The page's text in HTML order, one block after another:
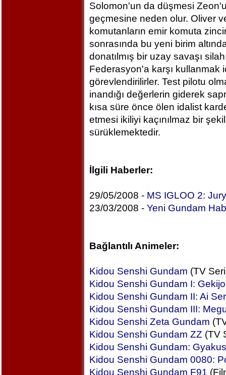
Solomon'un da düşmesi
geçmesine neden olur. Oliver
komutanların emir komuta
sonrasında bu yeni birim
donatılmış bir uzay savaşı
Federasyon'a karşı kullanmak
görevlendirilirler. Test pilotu
inandığı değerlerin giderek
kısa süre önce ölen idalist
etmesi ikiliyi kaçınılmaz bir
sürüklemektedir.
İlgili Haberler:
29/05/2008 - MS IGLOO 2:
23/03/2008 - Yeni Gundam
Bağlantılı Animeler:
Kidou Senshi Gundam (TV
Kidou Senshi Gundam I:
Kidou Senshi Gundam II: Ai
Kidou Senshi Gundam III:
Kidou Senshi Zeta Gundam
Kidou Senshi Gundam ZZ (TV
Kidou Senshi Gundam:
Kidou Senshi Gundam 0080:
Kidou Senshi Gundam F91